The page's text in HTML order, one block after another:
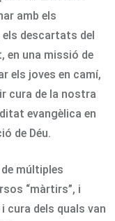
amb els
descartats del
en una missió de
els joves en camí,
cura de la nostra
evangèlica en
de Déu.
múltiples
“màrtirs”, i
cura dels quals van